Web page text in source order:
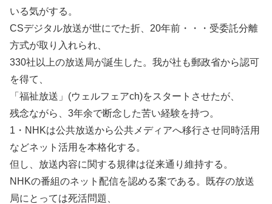
いる気がする。
CSデジタル放送が世にでた折、20年前・・・受委託分離
方式が取り入れられ、
330社以上の放送局が誕生した。我が社も郵政省から認可
を得て、
「福祉放送」(ウェルフェアch)をスタートさせたが、
残念ながら、3年余で断念した苦い経験を持つ。
1・NHKは公共放送から公共メディアへ移行させ同時活用
などネット活用を本格化する。
但し、放送内容に関する規律は従来通り維持する。
NHKの番組のネット配信を認める案である。既存の放送
局にとっては死活問題、